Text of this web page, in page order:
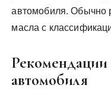
автомобиля. Обычно
масла с
Рекомендации
автомобиля